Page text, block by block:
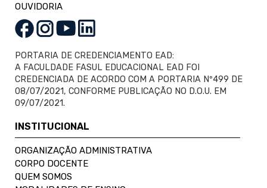
OUVIDORIA
PORTARIA DE CREDENCIAMENTO EAD:
A FACULDADE FASUL EDUCACIONAL EAD FOI
CREDENCIADA DE ACORDO COM A PORTARIA Nº499 DE
08/07/2021, CONFORME PUBLICAÇÃO NO D.O.U. EM
09/07/2021.
INSTITUCIONAL
ORGANIZAÇÃO ADMINISTRATIVA
CORPO DOCENTE
QUEM SOMOS